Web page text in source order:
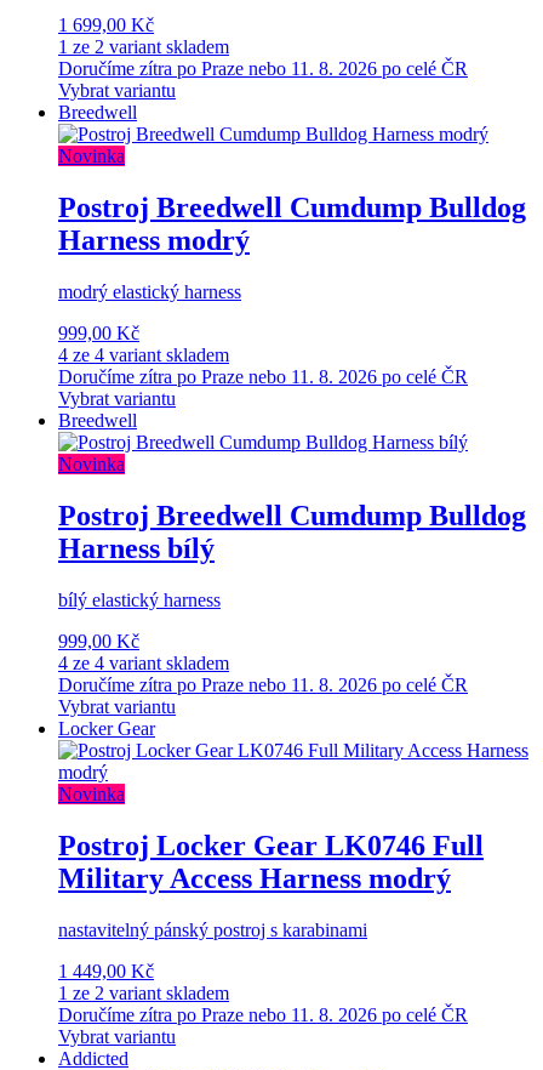
1 699,00 Kč
1 ze 2 variant skladem
Doručíme zítra po Praze nebo 11. 8. 2026 po celé ČR
Vybrat variantu
Breedwell
Novinka
Postroj Breedwell Cumdump Bulldog
Harness modrý
modrý elastický harness
999,00 Kč
4 ze 4 variant skladem
Doručíme zítra po Praze nebo 11. 8. 2026 po celé ČR
Vybrat variantu
Breedwell
Novinka
Postroj Breedwell Cumdump Bulldog
Harness bílý
bílý elastický harness
999,00 Kč
4 ze 4 variant skladem
Doručíme zítra po Praze nebo 11. 8. 2026 po celé ČR
Vybrat variantu
Locker Gear
Novinka
Postroj Locker Gear LK0746 Full
Military Access Harness modrý
nastavitelný pánský postroj s karabinami
1 449,00 Kč
1 ze 2 variant skladem
Doručíme zítra po Praze nebo 11. 8. 2026 po celé ČR
Vybrat variantu
Addicted